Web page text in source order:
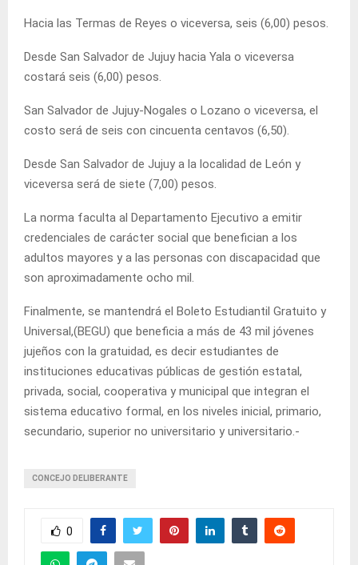
Hacia las Termas de Reyes o viceversa, seis (6,00) pesos.
Desde San Salvador de Jujuy hacia Yala o viceversa
costará seis (6,00) pesos.
San Salvador de Jujuy-Nogales o Lozano o viceversa, el
costo será de seis con cincuenta centavos (6,50).
Desde San Salvador de Jujuy a la localidad de León y
viceversa será de siete (7,00) pesos.
La norma faculta al Departamento Ejecutivo a emitir
credenciales de carácter social que benefician a los
adultos mayores y a las personas con discapacidad que
son aproximadamente ocho mil.
Finalmente, se mantendrá el Boleto Estudiantil Gratuito y
Universal,(BEGU) que beneficia a más de 43 mil jóvenes
jujeños con la gratuidad, es decir estudiantes de
instituciones educativas públicas de gestión estatal,
privada, social, cooperativa y municipal que integran el
sistema educativo formal, en los niveles inicial, primario,
secundario, superior no universitario y universitario.-
CONCEJO DELIBERANTE
0